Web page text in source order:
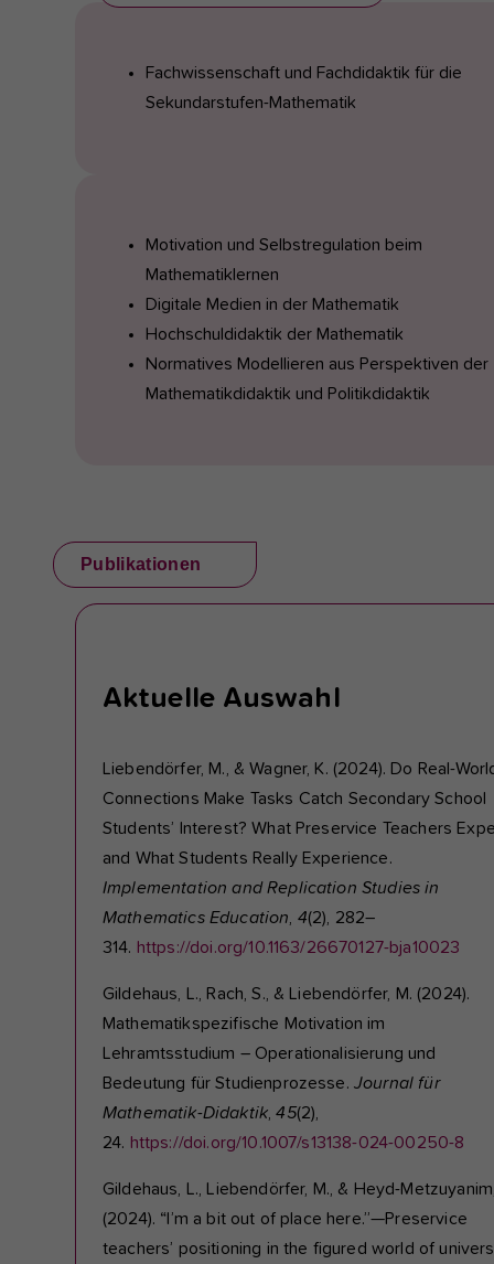
Fachwissenschaft und Fachdidaktik für die
Sekundarstufen-Mathematik
Motivation und Selbstregulation beim
Mathematiklernen
Digitale Medien in der Mathematik
Hochschuldidaktik der Mathematik
Normatives Modellieren aus Perspektiven der
Mathematikdidaktik und Politikdidaktik
Publikationen
Aktuelle Auswahl
Liebendörfer, M., & Wagner, K. (2024). Do Real-
Connections Make Tasks Catch Secondary School
Students’ Interest? What Preservice Teachers
and What Students Really Experience.
Implementation and Replication Studies in
Mathematics Education 4(2), 282–
314. https://doi.org/10.1163/26670127-bja10023
Gildehaus, L., Rach, S., & Liebendörfer, M. (2024).
Mathematikspezifische Motivation im
Lehramtsstudium – Operationalisierung und
Bedeutung für Studienprozesse. Journal für
Mathematik-Didaktik ,45(2),
24. https://doi.org/10.1007/s13138-024-00250-8
Gildehaus, L., Liebendörfer, M., & Heyd-
(2024). “I’m a bit out of place here.”—Preservice
teachers’ positioning in the figured world of